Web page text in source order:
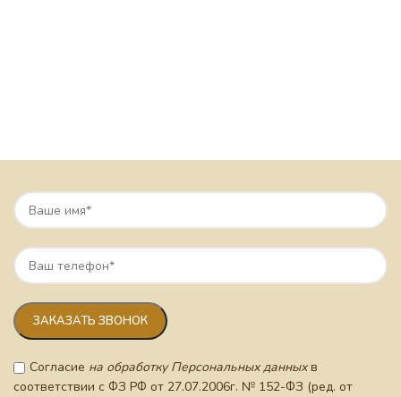
Согласие на обработку Персональных данныхв
соответствии с ФЗ РФ от 27.07.2006г. № 152-ФЗ (ред. от